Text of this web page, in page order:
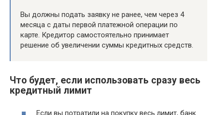
Вы должны подать заявку не ранее, чем через 4
месяца с даты первой платежной операции по
карте. Кредитор самостоятельно принимает
решение об увеличении суммы кредитных средств.
Что будет, если использовать сразу весь
кредитный лимит
Если вы потратили на покупку весь лимит, банк